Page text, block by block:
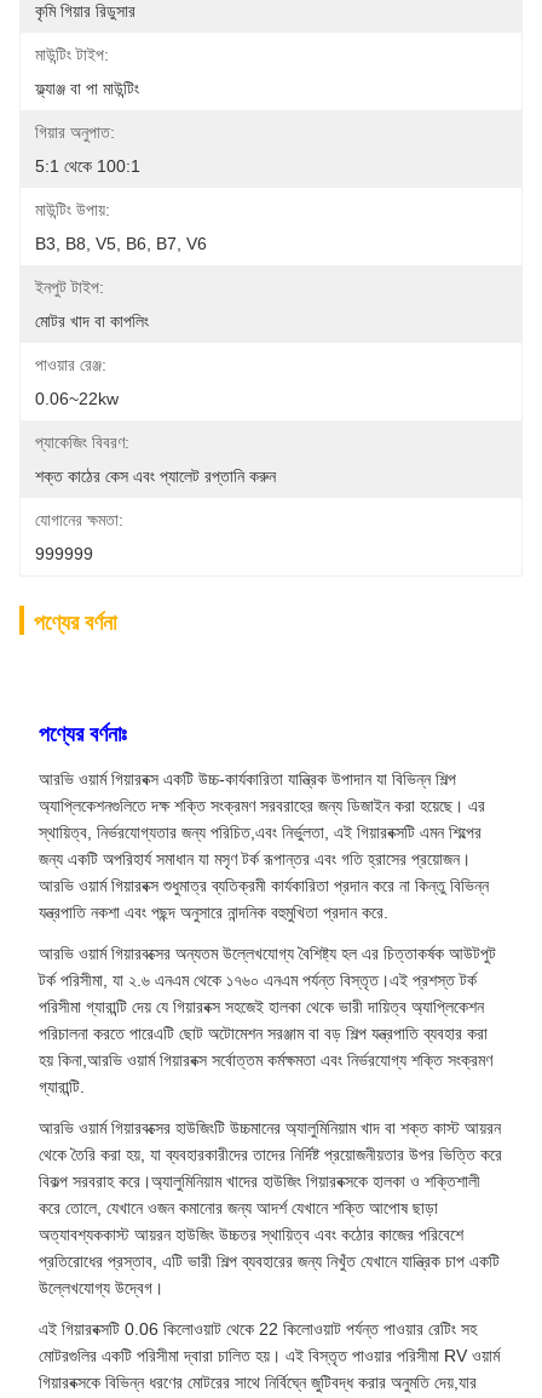
কৃমি গিয়ার রিডুসার
মাউন্টিং টাইপ:
ফ্ল্যাঞ্জ বা পা মাউন্টিং
গিয়ার অনুপাত:
5:1 থেকে 100:1
মাউন্টিং উপায়:
B3, B8, V5, B6, B7, V6
ইনপুট টাইপ:
মোটর খাদ বা কাপলিং
পাওয়ার রেঞ্জ:
0.06~22kw
প্যাকেজিং বিবরণ:
শক্ত কাঠের কেস এবং প্যালেট রপ্তানি করুন
যোগানের ক্ষমতা:
999999
পণ্যের বর্ণনা
পণ্যের বর্ণনাঃ
আরভি ওয়ার্ম গিয়ারবক্স একটি উচ্চ-কার্যকারিতা যান্ত্রিক উপাদান যা বিভিন্ন শিল্প
অ্যাপ্লিকেশনগুলিতে দক্ষ শক্তি সংক্রমণ সরবরাহের জন্য ডিজাইন করা হয়েছে। এর
স্থায়িত্ব, নির্ভরযোগ্যতার জন্য পরিচিত,এবং নির্ভুলতা, এই গিয়ারবক্সটি এমন শিল্পের
জন্য একটি অপরিহার্য সমাধান যা মসৃণ টর্ক রূপান্তর এবং গতি হ্রাসের প্রয়োজন।
আরভি ওয়ার্ম গিয়ারবক্স শুধুমাত্র ব্যতিক্রমী কার্যকারিতা প্রদান করে না কিন্তু বিভিন্ন
যন্ত্রপাতি নকশা এবং পছন্দ অনুসারে নান্দনিক বহুমুখিতা প্রদান করে.
আরভি ওয়ার্ম গিয়ারবক্সের অন্যতম উল্লেখযোগ্য বৈশিষ্ট্য হল এর চিত্তাকর্ষক আউটপুট
টর্ক পরিসীমা, যা ২.৬ এনএম থেকে ১৭৬০ এনএম পর্যন্ত বিস্তৃত।এই প্রশস্ত টর্ক
পরিসীমা গ্যারান্টি দেয় যে গিয়ারবক্স সহজেই হালকা থেকে ভারী দায়িত্ব অ্যাপ্লিকেশন
পরিচালনা করতে পারেএটি ছোট অটোমেশন সরঞ্জাম বা বড় শিল্প যন্ত্রপাতি ব্যবহার করা
হয় কিনা,আরভি ওয়ার্ম গিয়ারবক্স সর্বোত্তম কর্মক্ষমতা এবং নির্ভরযোগ্য শক্তি সংক্রমণ
গ্যারান্টি.
আরভি ওয়ার্ম গিয়ারবক্সের হাউজিংটি উচ্চমানের অ্যালুমিনিয়াম খাদ বা শক্ত কাস্ট আয়রন
থেকে তৈরি করা হয়, যা ব্যবহারকারীদের তাদের নির্দিষ্ট প্রয়োজনীয়তার উপর ভিত্তি করে
বিকল্প সরবরাহ করে।অ্যালুমিনিয়াম খাদের হাউজিং গিয়ারবক্সকে হালকা ও শক্তিশালী
করে তোলে, যেখানে ওজন কমানোর জন্য আদর্শ যেখানে শক্তি আপোষ ছাড়া
অত্যাবশ্যককাস্ট আয়রন হাউজিং উচ্চতর স্থায়িত্ব এবং কঠোর কাজের পরিবেশে
প্রতিরোধের প্রস্তাব, এটি ভারী শিল্প ব্যবহারের জন্য নিখুঁত যেখানে যান্ত্রিক চাপ একটি
উল্লেখযোগ্য উদ্বেগ।
এই গিয়ারবক্সটি 0.06 কিলোওয়াট থেকে 22 কিলোওয়াট পর্যন্ত পাওয়ার রেটিং সহ
মোটরগুলির একটি পরিসীমা দ্বারা চালিত হয়। এই বিস্তৃত পাওয়ার পরিসীমা RV ওয়ার্ম
গিয়ারবক্সকে বিভিন্ন ধরণের মোটরের সাথে নির্বিঘ্নে জুটিবদ্ধ করার অনুমতি দেয়,যার